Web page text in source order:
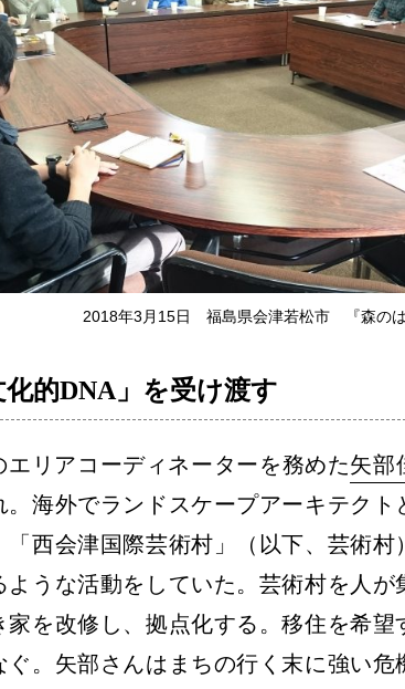
2018年3月15日 福島県会津若松市 『森の
的DNA」を受け渡す
エリアコーディネーターを務めた矢部
。海外でランドスケープアーキテクト
「西会津国際芸術村」（以下、芸術村
ような活動をしていた。芸術村を人が
家を改修し、拠点化する。移住を希望
ぐ。矢部さんはまちの行く末に強い危